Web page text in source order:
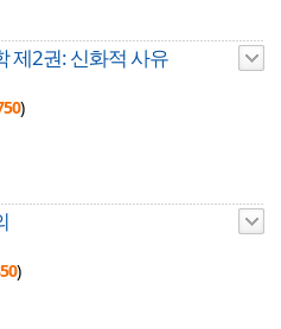
제2권: 신화적 사유
)
)